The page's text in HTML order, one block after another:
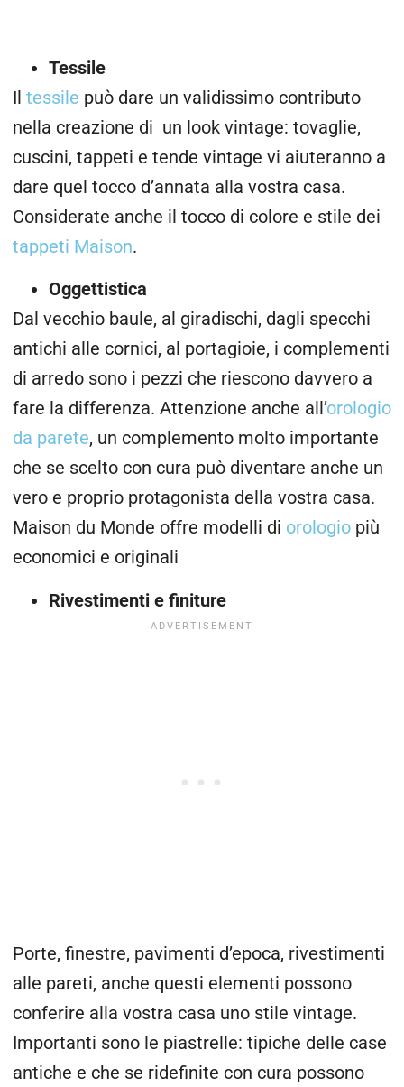
Tessile
Il tessile può dare un validissimo contributo
nella creazione di un look vintage: tovaglie,
cuscini, tappeti e tende vintage vi aiuteranno a
dare quel tocco d’annata alla vostra casa.
Considerate anche il tocco di colore e stile dei
tappeti Maison.
Oggettistica
Dal vecchio baule, al giradischi, dagli specchi
antichi alle cornici, al portagioie, i complementi
di arredo sono i pezzi che riescono davvero a
fare la differenza. Attenzione anche all’orologio
da parete, un complemento molto importante
che se scelto con cura può diventare anche un
vero e proprio protagonista della vostra casa.
Maison du Monde offre modelli di orologio più
economici e originali
Rivestimenti e finiture
Porte, finestre, pavimenti d’epoca, rivestimenti
alle pareti, anche questi elementi possono
conferire alla vostra casa uno stile vintage.
Importanti sono le piastrelle: tipiche delle case
antiche e che se ridefinite con cura possono